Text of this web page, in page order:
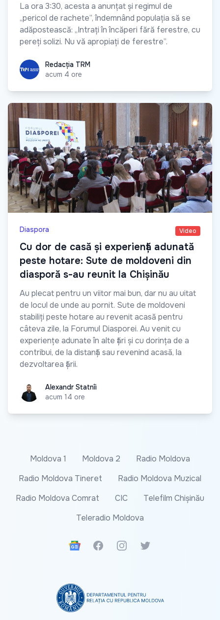
La ora 3:30, acesta a anunțat și regimul de
„pericol de rachete”, îndemnând populația să se
adăpostească: „Intrați în încăperi fără ferestre, cu
pereți solizi. Nu vă apropiați de ferestre”.
Redacția TRM
Redacția TRM
acum 4 ore
Diaspora Video
Cu dor de casă și experiență adunată
peste hotare: Sute de moldoveni din
diasporă s-au reunit la Chișinău
Au plecat pentru un viitor mai bun, dar nu au uitat
de locul de unde au pornit. Sute de moldoveni
stabiliți peste hotare au revenit acasă pentru
câteva zile, la Forumul Diasporei. Au venit cu
experiențe adunate în alte țări și cu dorința de a
contribui, de la distanță sau revenind acasă, la
dezvoltarea țării.
Alexandr Statnîi
Alexandr Statnîi
acum 14 ore
Moldova 1 Moldova 2
Radio Moldova
Radio Moldova Tineret
Radio Moldova Muzical
Radio Moldova Comrat
CIC
Telefilm Chișinău
Teleradio Moldova
Google News
FacebookInstagramTwitter